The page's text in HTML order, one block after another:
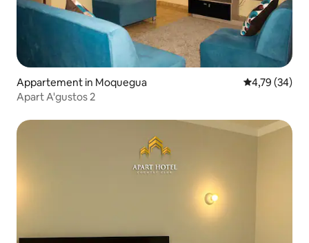
Appartement in Moquegua Gemiddelde
4,79 (34)
Apart A'gustos 2